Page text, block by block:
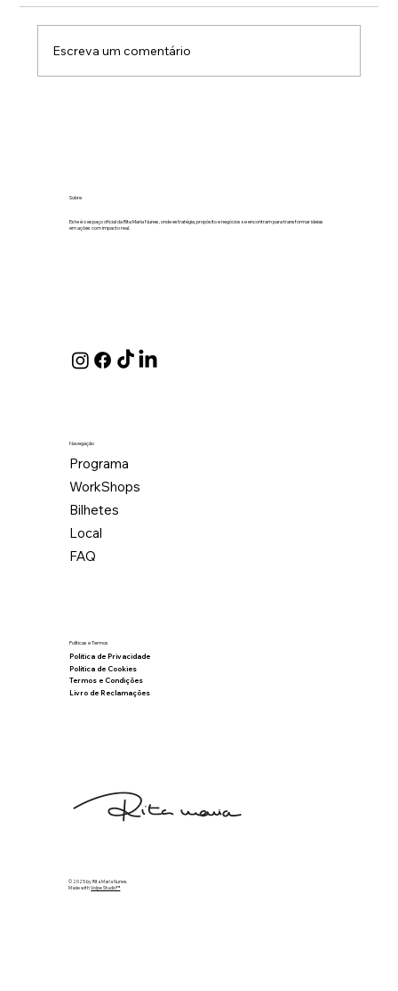
Escreva um comentário
© 2025 by Rita Maria Nunes.
Made withVolpe Studio™
Sobre
Este é o espaço oficial da Rita Maria Nunes, onde estratégia, propósito e negócios se encontram para transformar ideias
em ações com impacto real.
Navegação
Programa
WorkShops
Bilhetes
Local
FAQ
Políticas e Termos
Política de Privacidade
Política de Cookies
Termos e Condições
Livro de Reclamações